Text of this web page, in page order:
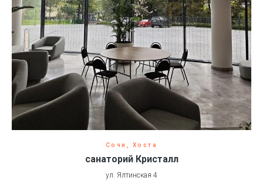
Сочи, Хоста
санаторий Кристалл
ул. Ялтинская 4